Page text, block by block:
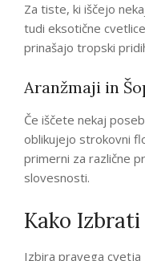
Za tiste, ki iščejo
tudi eksotične
prinašajo tropski
Aranžmaji in
Če iščete nekaj
oblikujejo strokovni
primerni za različne
slovesnosti.
Kako
Izbira pravega cvetja